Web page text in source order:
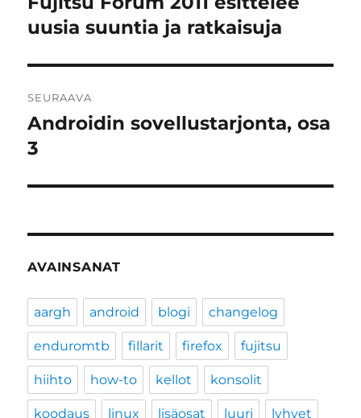
artikkeli:
uusia suuntia ja ratkaisuja
SEURAAVA
Seuraava
artikkeli:
Androidin sovellustarjonta, osa
3
AVAINSANAT
aargh android blogi changelog
enduromtb fillarit firefox fujitsu
hiihto how-to kellot konsolit
koodaus linux lisäosat luuri lyhyet